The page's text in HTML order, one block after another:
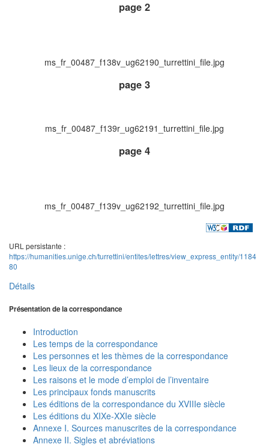
page 2
ms_fr_00487_f138v_ug62190_turrettini_file.jpg
page 3
ms_fr_00487_f139r_ug62191_turrettini_file.jpg
page 4
ms_fr_00487_f139v_ug62192_turrettini_file.jpg
URL persistante :
https://humanities.unige.ch/turrettini/entites/lettres/view_express_entity/1184
80
Détails
Présentation de la correspondance
Introduction
Les temps de la correspondance
Les personnes et les thèmes de la correspondance
Les lieux de la correspondance
Les raisons et le mode d’emploi de l’inventaire
Les principaux fonds manuscrits
Les éditions de la correspondance du XVIIIe siècle
Les éditions du XIXe-XXIe siècle
Annexe I. Sources manuscrites de la correspondance
Annexe II. Sigles et abréviations